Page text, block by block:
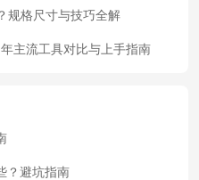
规格尺寸与技巧全解
主流工具对比与上手指南
？避坑指南